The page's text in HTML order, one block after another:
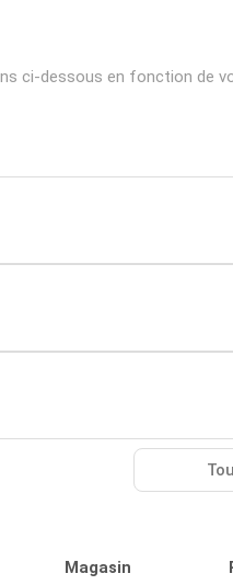
ci-dessous en fonction de
Magasin